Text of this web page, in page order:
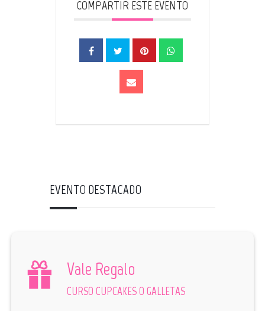
COMPARTIR ESTE EVENTO
EVENTO DESTACADO
Vale Regalo
CURSO CUPCAKES O GALLETAS